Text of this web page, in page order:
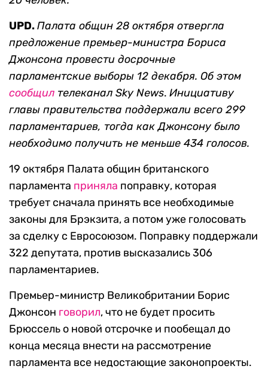
UPD.Палата общин 28 октября отвергла
предложение премьер-министра Бориса
Джонсона провести досрочные
парламентские выборы 12 декабря. Об этом
сообщил телеканал Sky News. Инициативу
главы правительства поддержали всего 299
парламентариев, тогда как Джонсону было
необходимо получить не меньше 434 голосов.
19 октября Палата общин британского
парламента приняла поправку, которая
требует сначала принять все необходимые
законы для Брэкзита, а потом уже голосовать
за сделку с Евросоюзом. Поправку поддержали
322 депутата, против высказались 306
парламентариев.
Премьер-министр Великобритании Борис
Джонсон говорил, что не будет просить
Брюссель о новой отсрочке и пообещал до
конца месяца внести на рассмотрение
парламента все недостающие законопроекты.